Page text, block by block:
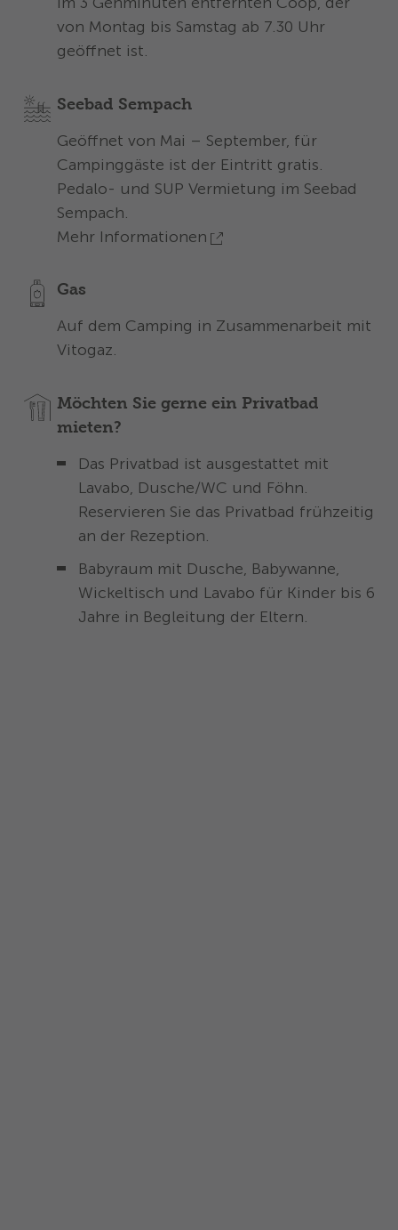
von Montag bis Samstag ab 7.30 Uhr
geöffnet ist.
Seebad Sempach
Geöffnet von Mai – September, für
Campinggäste ist der Eintritt gratis.
Pedalo- und SUP Vermietung im Seebad
Sempach.
Mehr Informationen
Gas
Auf dem Camping in Zusammenarbeit mit
Vitogaz.
Möchten Sie gerne ein Privatbad
mieten?
Das Privatbad ist ausgestattet mit
Lavabo, Dusche/WC und Föhn.
Reservieren Sie das Privatbad frühzeitig
an der Rezeption.
Babyraum mit Dusche, Babywanne,
Wickeltisch und Lavabo für Kinder bis 6
Jahre in Begleitung der Eltern.